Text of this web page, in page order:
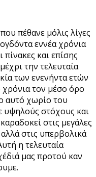
πέθανε μόλις λίγες
εννέα χρόνια
και επίσης
την τελευταία
των ενενήντα ετών
χρόνια τον μέσο όρο
αυτό χωρίο του
υψηλούς στόχους και
στις μεγάλες
στις υπερβολικά
η τελευταία
μας προτού καν